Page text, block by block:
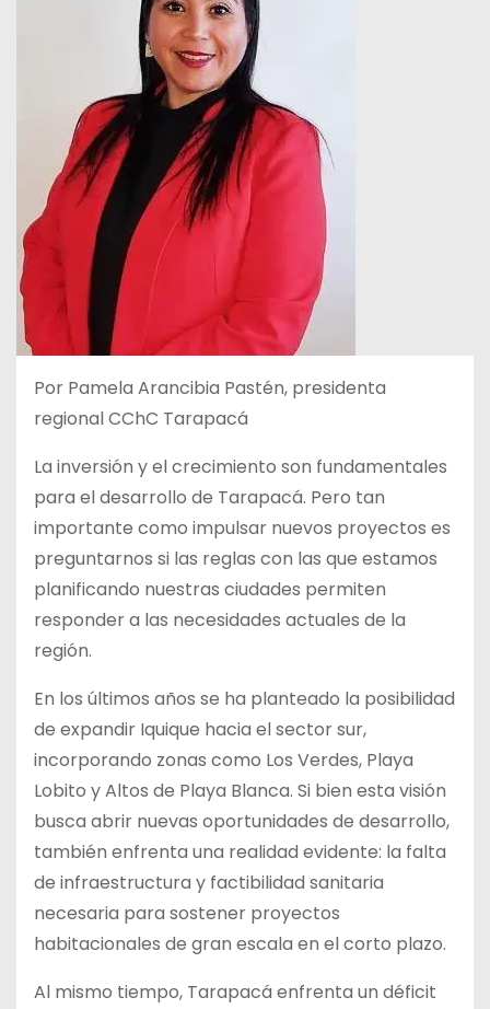
Por Pamela Arancibia Pastén, presidenta
regional CChC Tarapacá
La inversión y el crecimiento son fundamentales
para el desarrollo de Tarapacá. Pero tan
importante como impulsar nuevos proyectos es
preguntarnos si las reglas con las que estamos
planificando nuestras ciudades permiten
responder a las necesidades actuales de la
región.
En los últimos años se ha planteado la posibilidad
de expandir Iquique hacia el sector sur,
incorporando zonas como Los Verdes, Playa
Lobito y Altos de Playa Blanca. Si bien esta visión
busca abrir nuevas oportunidades de desarrollo,
también enfrenta una realidad evidente: la falta
de infraestructura y factibilidad sanitaria
necesaria para sostener proyectos
habitacionales de gran escala en el corto plazo.
Al mismo tiempo, Tarapacá enfrenta un déficit